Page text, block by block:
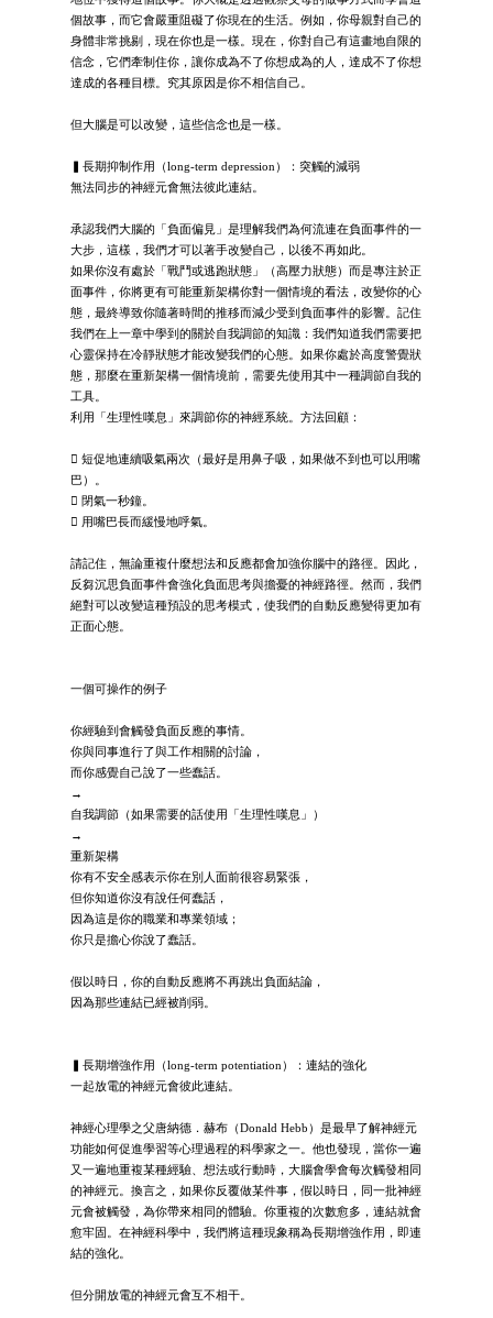
個故事，而它會嚴重阻礙了你現在的生活。例如，你母親對自己的
身體非常挑剔，現在你也是一樣。現在，你對自己有這畫地自限的
信念，它們牽制住你，讓你成為不了你想成為的人，達成不了你想
達成的各種目標。究其原因是你不相信自己。
但大腦是可以改變，這些信念也是一樣。
▍長期抑制作用（long-term depression）：突觸的減弱
無法同步的神經元會無法彼此連結。
承認我們大腦的「負面偏見」是理解我們為何流連在負面事件的一
大步，這樣，我們才可以著手改變自己，以後不再如此。
如果你沒有處於「戰鬥或逃跑狀態」（高壓力狀態）而是專注於正
面事件，你將更有可能重新架構你對一個情境的看法，改變你的心
態，最終導致你隨著時間的推移而減少受到負面事件的影響。記住
我們在上一章中學到的關於自我調節的知識：我們知道我們需要把
心靈保持在冷靜狀態才能改變我們的心態。如果你處於高度警覺狀
態，那麼在重新架構一個情境前，需要先使用其中一種調節自我的
工具。
利用「生理性嘆息」來調節你的神經系統。方法回顧：
 短促地連續吸氣兩次（最好是用鼻子吸，如果做不到也可以用嘴
巴）。
 閉氣一秒鐘。
 用嘴巴長而緩慢地呼氣。
請記住，無論重複什麼想法和反應都會加強你腦中的路徑。因此，
反芻沉思負面事件會強化負面思考與擔憂的神經路徑。然而，我們
絕對可以改變這種預設的思考模式，使我們的自動反應變得更加有
正面心態。
一個可操作的例子
你經驗到會觸發負面反應的事情。
你與同事進行了與工作相關的討論，
而你感覺自己說了一些蠢話。
→
自我調節（如果需要的話使用「生理性嘆息」）
→
重新架構
你有不安全感表示你在別人面前很容易緊張，
但你知道你沒有說任何蠢話，
因為這是你的職業和專業領域；
你只是擔心你說了蠢話。
假以時日，你的自動反應將不再跳出負面結論，
因為那些連結已經被削弱。
▍長期增強作用（long-term potentiation）：連結的強化
一起放電的神經元會彼此連結。
神經心理學之父唐納德．赫布（Donald Hebb）是最早了解神經元
功能如何促進學習等心理過程的科學家之一。他也發現，當你一遍
又一遍地重複某種經驗、想法或行動時，大腦會學會每次觸發相同
的神經元。換言之，如果你反覆做某件事，假以時日，同一批神經
元會被觸發，為你帶來相同的體驗。你重複的次數愈多，連結就會
愈牢固。在神經科學中，我們將這種現象稱為長期增強作用，即連
結的強化。
但分開放電的神經元會互不相干。